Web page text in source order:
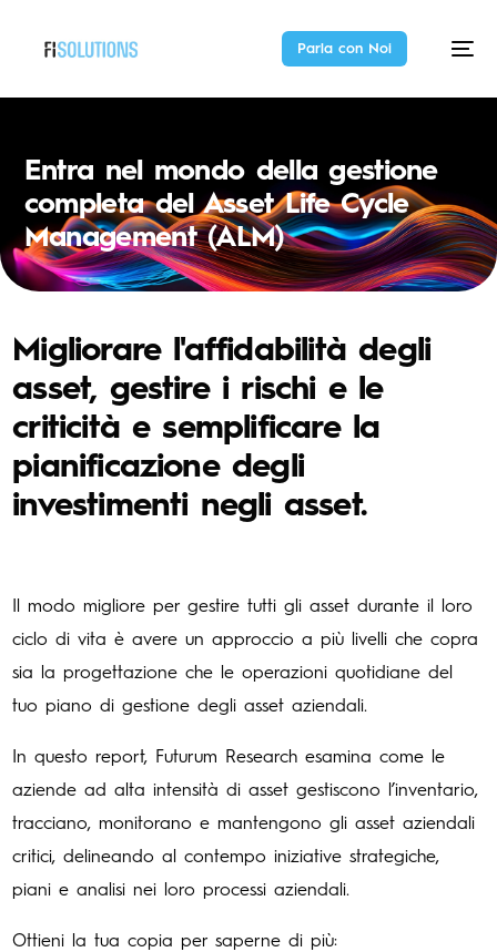
Parla con Noi
Entra nel mondo della gestione
completa del Asset Life Cycle
Management (ALM)
Migliorare l'affidabilità degli
asset, gestire i rischi e le
criticità e semplificare la
pianificazione degli
investimenti negli asset.
Il modo migliore per gestire tutti gli asset durante il loro
ciclo di vita è avere un approccio a più livelli che copra
sia la progettazione che le operazioni quotidiane del
tuo piano di gestione degli asset aziendali.
In questo report, Futurum Research esamina come le
aziende ad alta intensità di asset gestiscono l’inventario,
tracciano, monitorano e mantengono gli asset aziendali
critici, delineando al contempo iniziative strategiche,
piani e analisi nei loro processi aziendali.
Ottieni la tua copia per saperne di più: